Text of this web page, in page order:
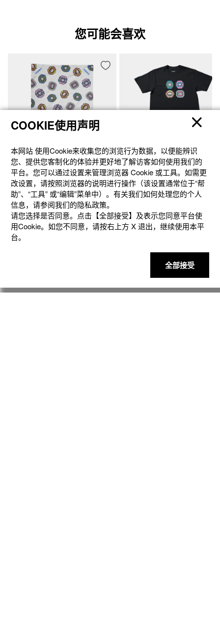
您可能会喜欢
NGS-BDN-1
￥90元
NGS-TS01-BXL
￥390元
COOKIE使用声明
本网站 使⽤Cookie来收集您的浏览⾏为数据，以便能辨识
您、提供您客制化的体验并更好地了解访客如何使⽤我们的
平台。您可以通过设置来管理浏览器 Cookie 或⼯具。如需更
改设置，请按照浏览器的说明进⾏操作（该设置通常位于“帮
助”、“⼯具” 或“编辑”菜单中）。有关我们如何处理您的个⼈
信息，请参阅我们的隐私政策。
请您选择是否同意。点击【全部接受】及表示您同意平台使
用Cookie。如您不同意，请按右上⽅ X 退出，继续使⽤本平
台。
全部接受